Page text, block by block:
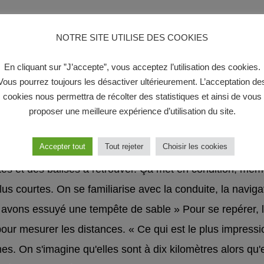
au stickage du véhicule. « Auparavant nous
Elles ont ensuite procédé à la prise en main officielle
général avec tous les autres équipages.
qu'a eu lieu leprologue. « C'était une mini-journée
et des balises à retrouver. Ça met en condition,
courtes. On se familiarise avec la conduite, la
essuyé une tempête de sable » Pour se repérer,
mesurer les distances. « Ce qui est le plus
On s'imagine qu'elles sont à dix kilomètres alors
NOTRE SITE UTILISE DES COOKIES
En cliquant sur ”J’accepte”, vous acceptez l’utilisation des cookies.
pourrez toujours les désactiver ultérieurement. L’acceptation
cookies nous permettra de récolter des statistiques et ainsi de vous
proposer une meilleure expérience d’utilisation du site.
Accepter tout Tout rejeter Choisir les cookies